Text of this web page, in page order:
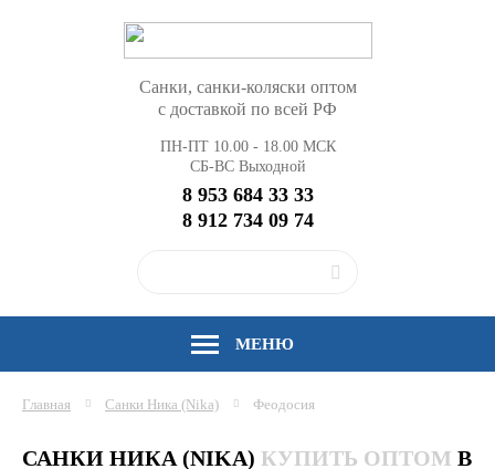
Санки, санки-коляски оптом
с доставкой по всей РФ
ПН-ПТ 10.00 - 18.00 МСК
СБ-ВС Выходной
8 953 684 33 33
8 912 734 09 74
МЕНЮ
Главная Санки Ника (Nika) Феодосия
САНКИ НИКА (NIKA) КУПИТЬ ОПТОМ В